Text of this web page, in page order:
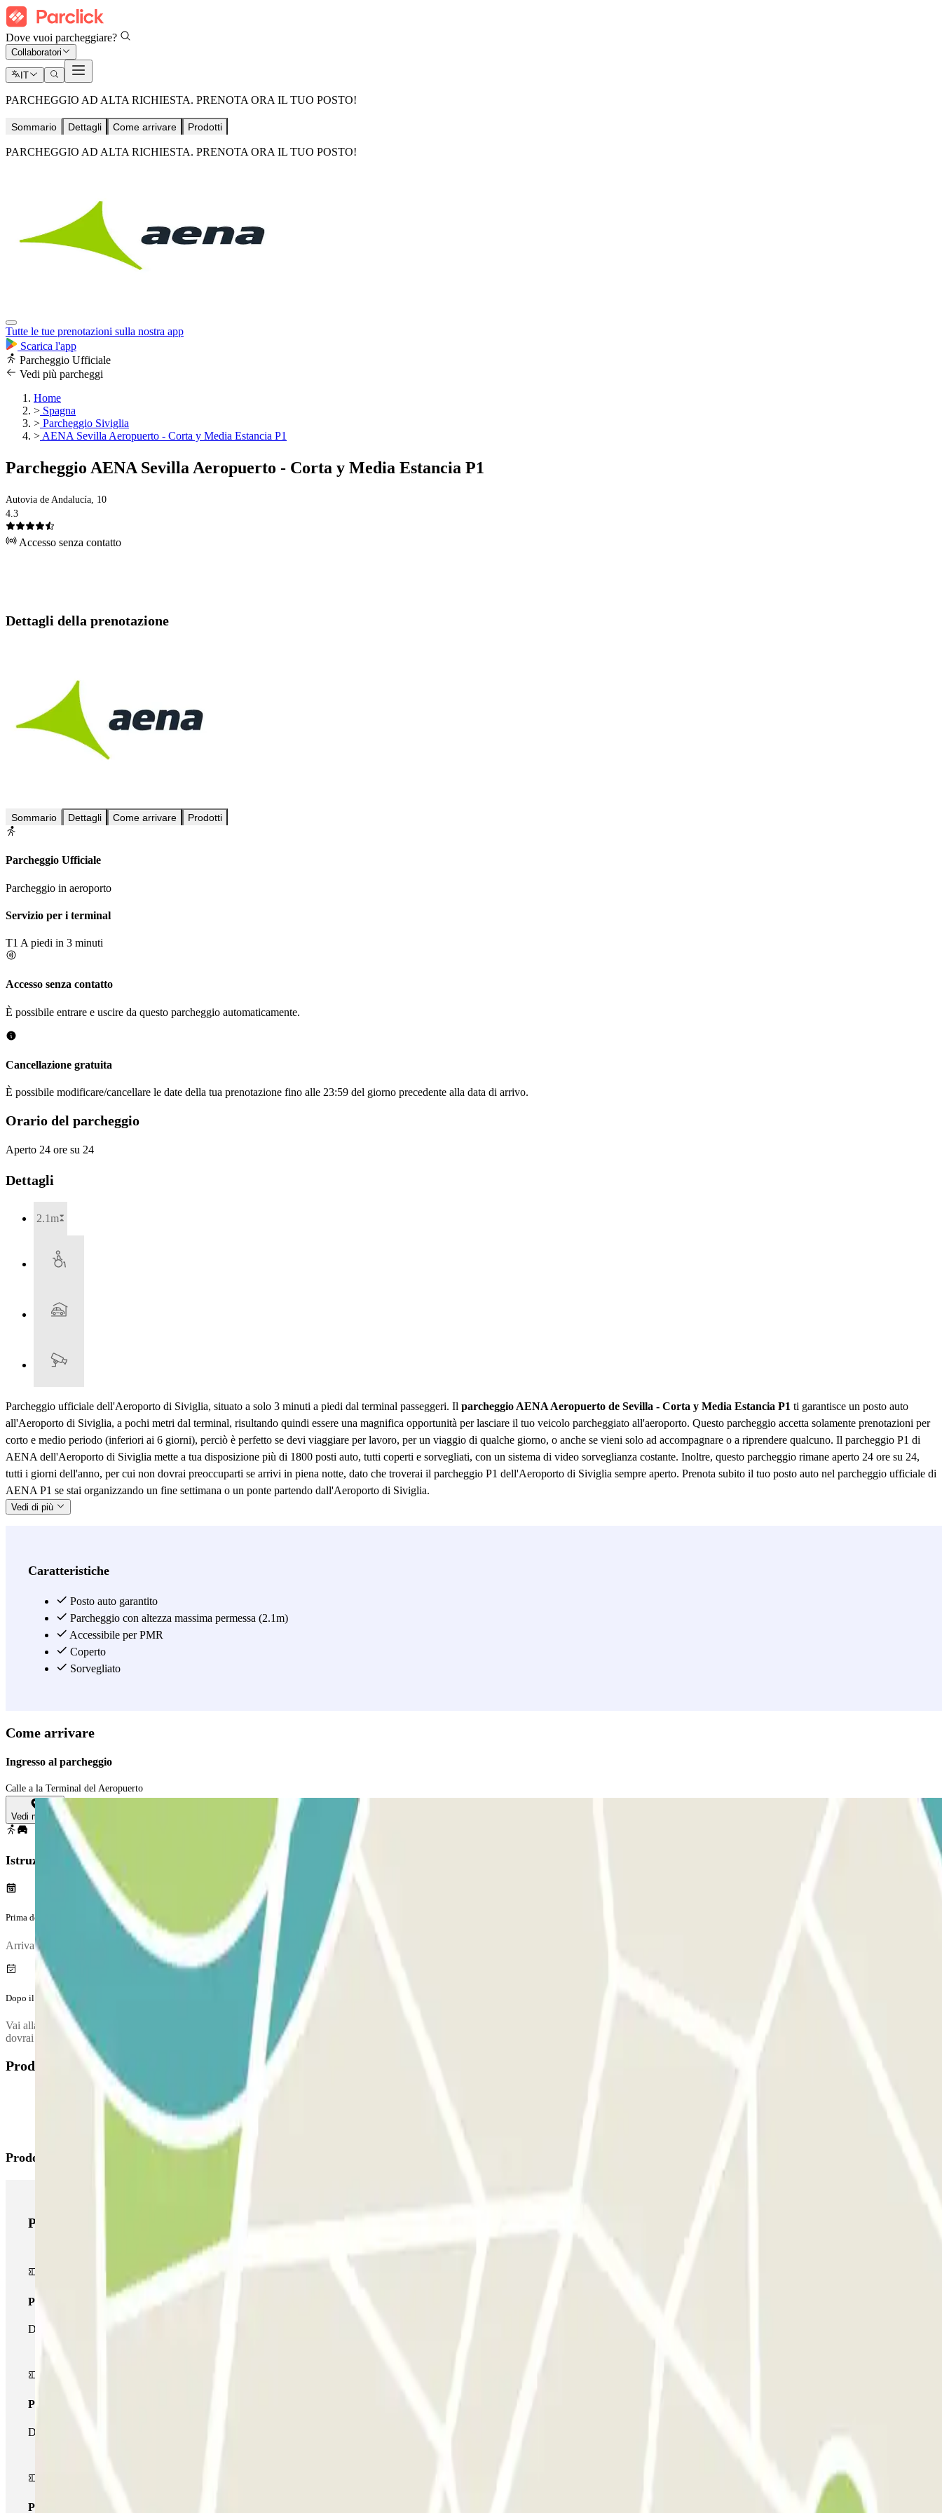
Dove vuoi parcheggiare?
Collaboratori
IT
PARCHEGGIO AD ALTA RICHIESTA. PRENOTA ORA IL TUO POSTO!
Sommario Dettagli Come arrivare Prodotti
PARCHEGGIO AD ALTA RICHIESTA. PRENOTA ORA IL TUO POSTO!
Tutte le tue prenotazioni sulla nostra app
Scarica l'app
Parcheggio Ufficiale
Vedi più parcheggi
Home
> Spagna
> Parcheggio Siviglia
> AENA Sevilla Aeropuerto - Corta y Media Estancia P1
Parcheggio AENA Sevilla Aeropuerto - Corta y Media Estancia P1
Autovia de Andalucía, 10
4.3
Accesso senza contatto
Dettagli della prenotazione
Sommario Dettagli Come arrivare Prodotti
Parcheggio Ufficiale
Parcheggio in aeroporto
Servizio per i terminal
T1 A piedi in 3 minuti
Accesso senza contatto
È possibile entrare e uscire da questo parcheggio automaticamente.
Cancellazione gratuita
È possibile modificare/cancellare le date della tua prenotazione fino alle 23:59 del giorno precedente alla data di arrivo.
Orario del parcheggio
Aperto 24 ore su 24
Dettagli
2.1m
Parcheggio ufficiale dell'Aeroporto di Siviglia, situato a solo 3 minuti a piedi dal terminal passeggeri. Il parcheggio AENA Aeropuerto de Sevilla - Corta y Media Estancia P1 ti garantisce un posto auto
all'Aeroporto di Siviglia, a pochi metri dal terminal, risultando quindi essere una magnifica opportunità per lasciare il tuo veicolo parcheggiato all'aeroporto. Questo parcheggio accetta solamente prenotazioni per
corto e medio periodo (inferiori ai 6 giorni), perciò è perfetto se devi viaggiare per lavoro, per un viaggio di qualche giorno, o anche se vieni solo ad accompagnare o a riprendere qualcuno. Il parcheggio P1 di
AENA dell'Aeroporto di Siviglia mette a tua disposizione più di 1800 posti auto, tutti coperti e sorvegliati, con un sistema di video sorveglianza costante. Inoltre, questo parcheggio rimane aperto 24 ore su 24,
tutti i giorni dell'anno, per cui non dovrai preoccuparti se arrivi in piena notte, dato che troverai il parcheggio P1 dell'Aeroporto di Siviglia sempre aperto. Prenota subito il tuo posto auto nel parcheggio ufficiale di
AENA P1 se stai organizzando un fine settimana o un ponte partendo dall'Aeroporto di Siviglia.
Vedi di più
Caratteristiche
Posto auto garantito
Parcheggio con altezza massima permessa (2.1m)
Accessibile per PMR
Coperto
Sorvegliato
Come arrivare
Ingresso al parcheggio
Calle a la Terminal del Aeropuerto
Vedi mappa
Istruzioni
Prima del tuo viaggio
Arrivato al parcheggio, per entrare, entry.method.aena
Dopo il tuo viaggio
Vai alla cabina di controllo (o alla cassa automatica) per convalidare il ticket che hai preso all'entrata.
dovrai pagare la differenza al parcheggio. In seguito guida fino all'uscita e utilizza il ticket per far aprire la barriera.
Prodotti disponibili
Prodotti di Parclick
Prodotti di Parclick
Pass unico
Durante il tuo soggiorno potrai entrare e uscire dal parcheggio una sola volta
Pass multiparking
Durante il tuo soggiorno potrai usufruire dell'intera rete di parcheggi disponibili su Parclick.
Pass illlimitato